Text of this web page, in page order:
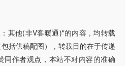
其他(非V客暖通)"的内容，均转载
括供稿配图），转载目的在于传递
同作者观点，本站不对内容的准确